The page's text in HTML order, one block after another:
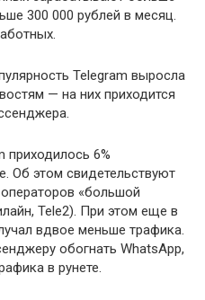
300 000 рублей в месяц.
Telegram выросла
— на них приходится
приходилось 6%
Об этом свидетельствуют
«большой
Tele2). При этом еще в
вдвое меньше трафика.
обогнать WhatsApp,
в рунете.